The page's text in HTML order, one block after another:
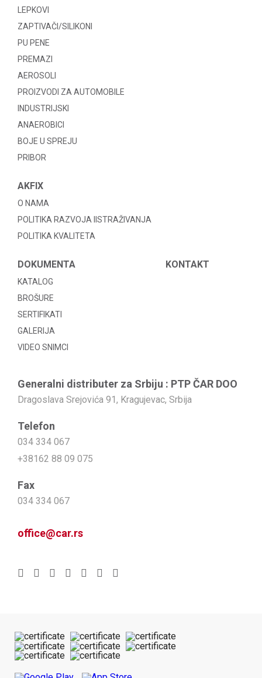
LEPKOVI
ZAPTIVAČI/SILIKONI
PU PENE
PREMAZI
AEROSOLI
PROIZVODI ZA AUTOMOBILE
INDUSTRIJSKI
ANAEROBICI
BOJE U SPREJU
PRIBOR
AKFIX
O NAMA
POLITIKA RAZVOJA IISTRAŽIVANJA
POLITIKA KVALITETA
DOKUMENTA
KATALOG
BROŠURE
SERTIFIKATI
GALERIJA
VIDEO SNIMCI
KONTAKT
Generalni distributer za Srbiju : PTP ČAR DOO
Dragoslava Srejovića 91, Kragujevac, Srbija
Telefon
034 334 067
+38162 88 09 075
Fax
034 334 067
office@car.rs